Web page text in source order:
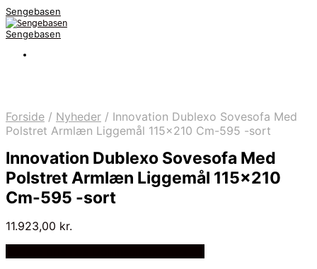
Sengebasen
Sengebasen
Forside / Nyheder / Innovation Dublexo Sovesofa Med
Polstret Armlæn Liggemål 115×210 Cm-595 -sort
Innovation Dublexo Sovesofa Med
Polstret Armlæn Liggemål 115×210
Cm-595 -sort
11.923,00 kr.